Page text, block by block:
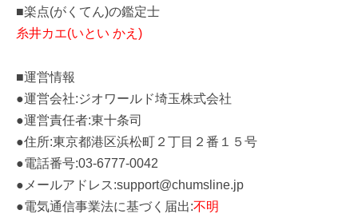
■楽点(がくてん)の鑑定士
糸井カエ(いとい かえ)
■運営情報
●運営会社:ジオワールド埼玉株式会社
●運営責任者:東十条司
●住所:東京都港区浜松町２丁目２番１５号
●電話番号:03-6777-0042
●メールアドレス:support@chumsline.jp
●電気通信事業法に基づく届出:不明